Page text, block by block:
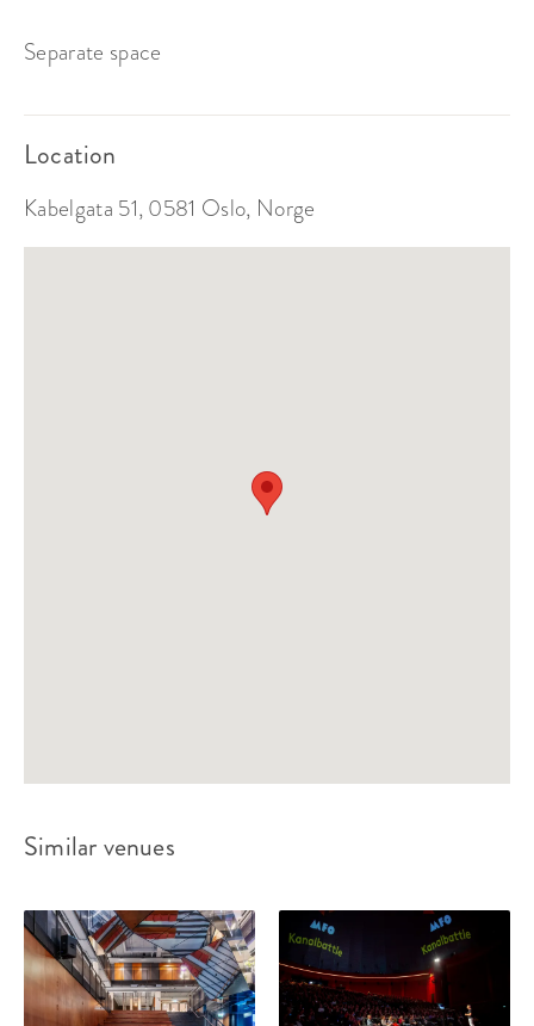
Sky Lounge
Standing room:
Suits:Event, Meeting
Separate space
Location
Kabelgata 51, 0581 Oslo, Norge
Similar venues